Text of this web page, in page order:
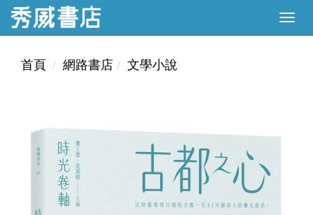
首頁 網路書店 文學小說